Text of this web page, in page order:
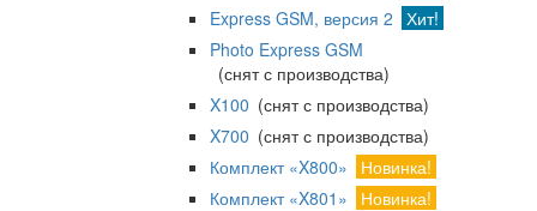
Express GSM, версия 2 Хит!
Photo Express GSM
(снят с производства)
X100 (снят с производства)
X700 (снят с производства)
Комплект «X800»
Новинка!
Комплект «X801»
Новинка!